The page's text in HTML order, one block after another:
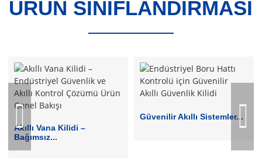
ÜRÜN SINIFLANDIRMASI
Akıllı Vana Kilidi –
Bağımsız...
Güvenilir Akıllı Sistemler...